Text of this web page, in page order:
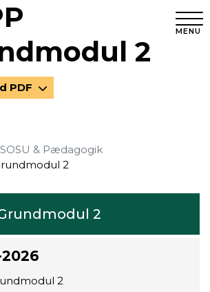
MENU
2
PDF
SOSU & Pædagogik
2
2
2